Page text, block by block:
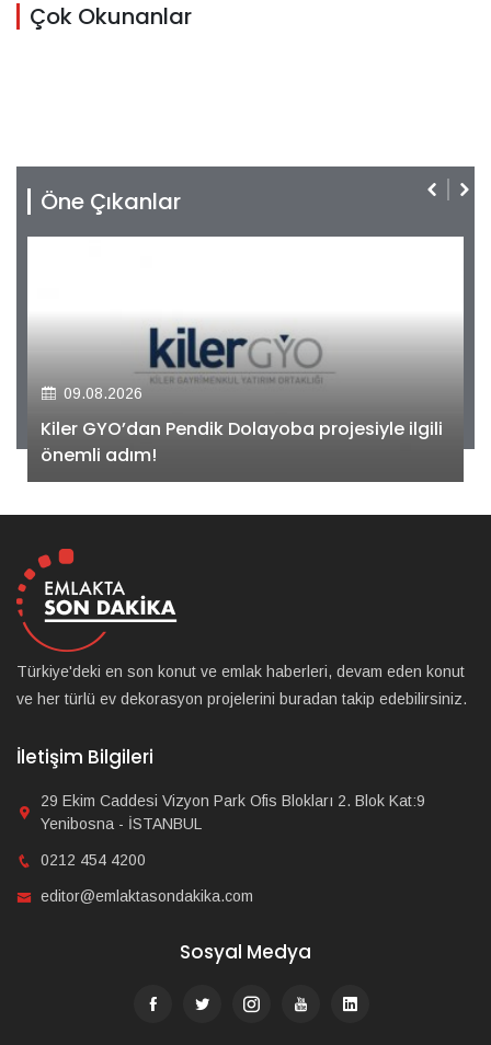
Çok Okunanlar
Öne Çıkanlar
09.08.2026
Kiler GYO’dan Pendik Dolayoba projesiyle ilgili
önemli adım!
Türkiye'deki en son konut ve emlak haberleri, devam eden konut
ve her türlü ev dekorasyon projelerini buradan takip edebilirsiniz.
İletişim Bilgileri
29 Ekim Caddesi Vizyon Park Ofis Blokları 2. Blok Kat:9
Yenibosna - İSTANBUL
0212 454 4200
editor@emlaktasondakika.com
Sosyal Medya